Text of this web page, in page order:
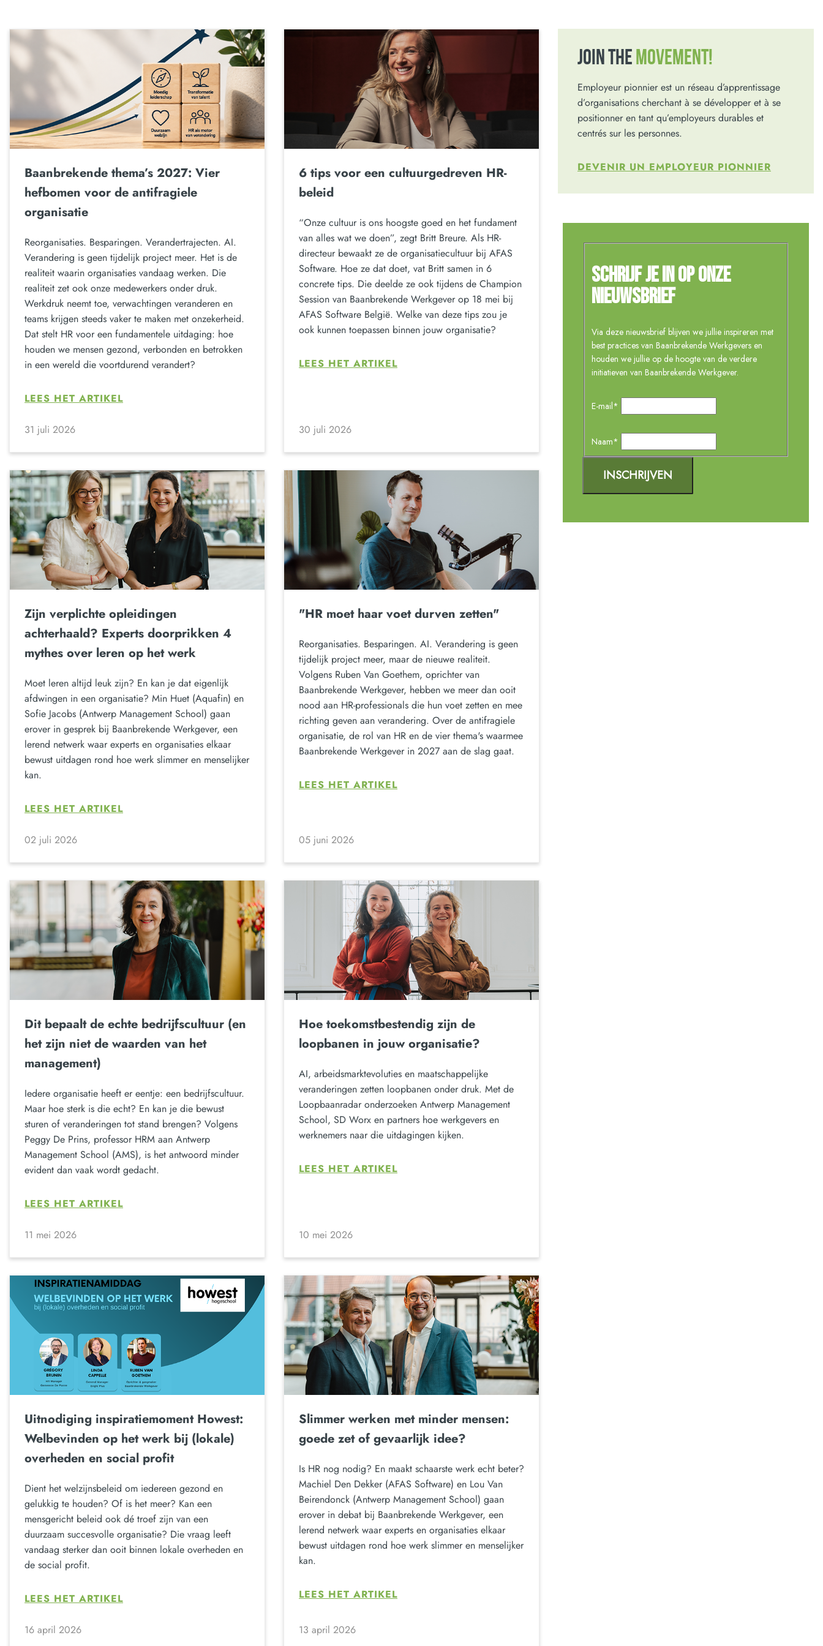
Baanbrekende thema’s 2027: Vier
hefbomen voor de antifragiele
organisatie
Reorganisaties. Besparingen. Verandertrajecten. AI.
Verandering is geen tijdelijk project meer. Het is de
realiteit waarin organisaties vandaag werken. Die
realiteit zet ook onze medewerkers onder druk.
Werkdruk neemt toe, verwachtingen veranderen en
teams krijgen steeds vaker te maken met onzekerheid.
Dat stelt HR voor een fundamentele uitdaging: hoe
houden we mensen gezond, verbonden en betrokken
in een wereld die voortdurend verandert?
LEES HET ARTIKEL
31 juli 2026
6 tips voor een cultuurgedreven HR-
beleid
“Onze cultuur is ons hoogste goed en het fundament
van alles wat we doen”, zegt Britt Breure. Als HR-
directeur bewaakt ze de organisatiecultuur bij AFAS
Software. Hoe ze dat doet, vat Britt samen in 6
concrete tips. Die deelde ze ook tijdens de Champion
Session van Baanbrekende Werkgever op 18 mei bij
AFAS Software België. Welke van deze tips zou je
ook kunnen toepassen binnen jouw organisatie?
LEES HET ARTIKEL
30 juli 2026
Zijn verplichte opleidingen
achterhaald? Experts doorprikken 4
mythes over leren op het werk
Moet leren altijd leuk zijn? En kan je dat eigenlijk
afdwingen in een organisatie? Min Huet (Aquafin) en
Sofie Jacobs (Antwerp Management School) gaan
erover in gesprek bij Baanbrekende Werkgever, een
lerend netwerk waar experts en organisaties elkaar
bewust uitdagen rond hoe werk slimmer en menselijker
kan.
LEES HET ARTIKEL
02 juli 2026
"HR moet haar voet durven zetten"
Reorganisaties. Besparingen. AI. Verandering is geen
tijdelijk project meer, maar de nieuwe realiteit.
Volgens Ruben Van Goethem, oprichter van
Baanbrekende Werkgever, hebben we meer dan ooit
nood aan HR-professionals die hun voet zetten en mee
richting geven aan verandering. Over de antifragiele
organisatie, de rol van HR en de vier thema's waarmee
Baanbrekende Werkgever in 2027 aan de slag gaat.
LEES HET ARTIKEL
05 juni 2026
Dit bepaalt de echte bedrijfscultuur (en
het zijn niet de waarden van het
management)
Iedere organisatie heeft er eentje: een bedrijfscultuur.
Maar hoe sterk is die echt? En kan je die bewust
sturen of veranderingen tot stand brengen? Volgens
Peggy De Prins, professor HRM aan Antwerp
Management School (AMS), is het antwoord minder
evident dan vaak wordt gedacht.
LEES HET ARTIKEL
11 mei 2026
Hoe toekomstbestendig zijn de
loopbanen in jouw organisatie?
AI, arbeidsmarktevoluties en maatschappelijke
veranderingen zetten loopbanen onder druk. Met de
Loopbaanradar onderzoeken Antwerp Management
School, SD Worx en partners hoe werkgevers en
werknemers naar die uitdagingen kijken.
LEES HET ARTIKEL
10 mei 2026
Uitnodiging inspiratiemoment Howest:
Welbevinden op het werk bij (lokale)
overheden en social profit
Dient het welzijnsbeleid om iedereen gezond en
gelukkig te houden? Of is het meer? Kan een
mensgericht beleid ook dé troef zijn van een
duurzaam succesvolle organisatie? Die vraag leeft
vandaag sterker dan ooit binnen lokale overheden en
de social profit.
LEES HET ARTIKEL
16 april 2026
Slimmer werken met minder mensen:
goede zet of gevaarlijk idee?
Is HR nog nodig? En maakt schaarste werk echt beter?
Machiel Den Dekker (AFAS Software) en Lou Van
Beirendonck (Antwerp Management School) gaan
erover in debat bij Baanbrekende Werkgever, een
lerend netwerk waar experts en organisaties elkaar
bewust uitdagen rond hoe werk slimmer en menselijker
kan.
LEES HET ARTIKEL
13 april 2026
JOIN THE MOVEMENT!
Employeur pionnier est un réseau d’apprentissage
d’organisations cherchant à se développer et à se
positionner en tant qu’employeurs durables et
centrés sur les personnes.
DEVENIR UN EMPLOYEUR PIONNIER